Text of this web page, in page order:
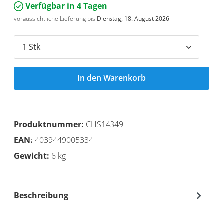
Verfügbar in 4 Tagen
voraussichtliche Lieferung bis Dienstag, 18. August 2026
In den Warenkorb
Produktnummer: CHS14349
EAN: 4039449005334
Gewicht: 6 kg
Beschreibung